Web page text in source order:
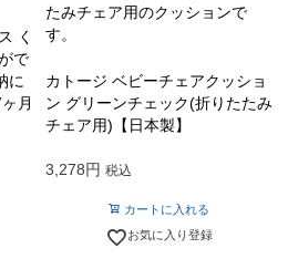
く
で
に
月
たみチェア用のクッションで
す。
カトージ ベビーチェアクッショ
ン グリーンチェック(折りたたみ
チェア用)【日本製】
3,278 税込
カートに入れる
お気に入り登録